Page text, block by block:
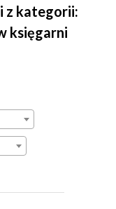
z kategorii:
księgarni